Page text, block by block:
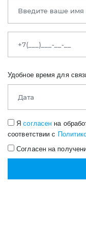
Удобное время для
Ясогласен на
соответствии с
Согласен на